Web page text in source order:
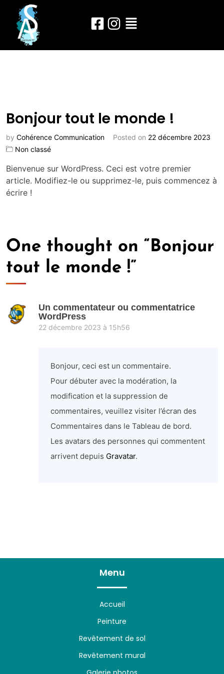
Bonjour tout le monde !
by Cohérence Communication Posted on 22 décembre 2023
Non classé
Bienvenue sur WordPress. Ceci est votre premier
article. Modifiez-le ou supprimez-le, puis commencez à
écrire !
One thought on “Bonjour
tout le monde !”
Un commentateur ou commentatrice
WordPress
22 décembre 2023 à 15h56
Bonjour, ceci est un commentaire.
Pour débuter avec la modération, la
modification et la suppression de
commentaires, veuillez visiter l’écran des
Commentaires dans le Tableau de bord.
Les avatars des personnes qui commentent
arrivent depuis Gravatar.
Menu
Accueil
Peinture
Revêtement de sol
Revêtement mural